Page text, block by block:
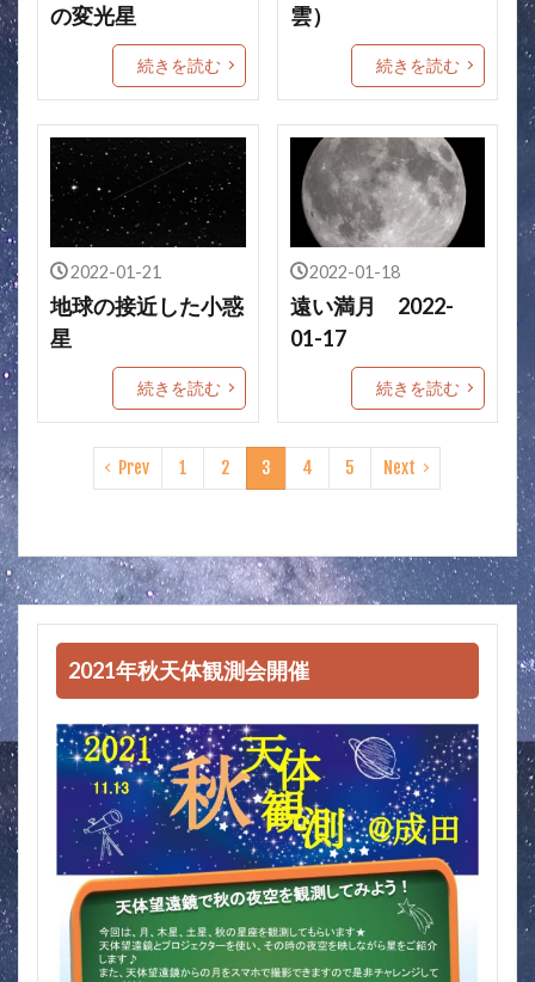
の変光星
続きを読む
雲）
続きを読む
2022-01-21
地球の接近した小惑
星
続きを読む
2022-01-18
遠い満月 2022-
01-17
続きを読む
Prev 1 2 3 4 5 Next
2021年秋天体観測会開催